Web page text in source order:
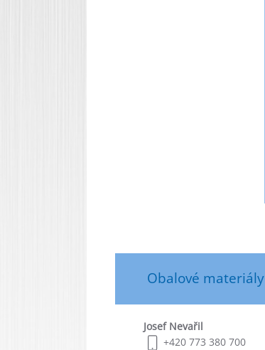
Obalové materiály
Josef Nevařil
+420 773 380 700